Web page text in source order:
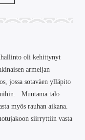
oli kehittynyt
armeijan
jossa sotaväen ylläpito
Muutama talo
myös rauhan aikana.
siirryttiin vasta